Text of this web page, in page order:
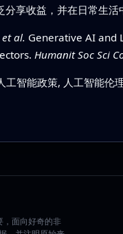
享收益，并在日常生活
et al. Generative AI and
Humanit Soc Sci
工智能政策, 人工智能伦
，面向好奇的非